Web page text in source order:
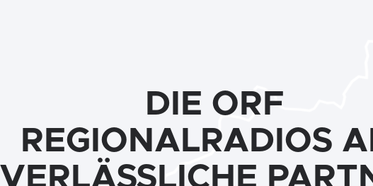
DIE ORF
REGIONALRADIOS
VERLÄSSLICHE